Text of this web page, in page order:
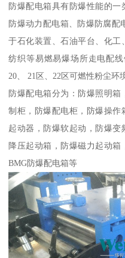
防爆配电箱具有防爆性能的一
防爆动力配电箱、防爆防腐配
于石化装置、石油平台、化工
纺织等易燃易爆场所走电配
20、 21区、22区可燃性粉尘环
防爆配电箱分为：防爆照明
制柜，防爆配电柜，防爆操
起动器，防爆软起动，防爆
降压起动箱，防爆磁力起动箱
BMG防爆配电箱等